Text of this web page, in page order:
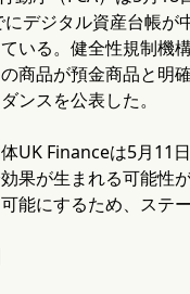
デジタル資産台帳が
いる。健全性規制機
商品が預金商品と明
ンスを公表した。
UK Financeは5月11
果が生まれる可能性
能にするため、ステ